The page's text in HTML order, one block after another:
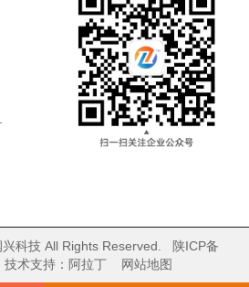
兴科技 All Rights Reserved.
陕ICP备
技术支持： 阿拉丁 网站地图